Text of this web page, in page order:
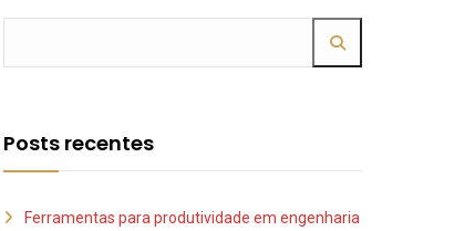
Posts recentes
Ferramentas para produtividade em engenharia